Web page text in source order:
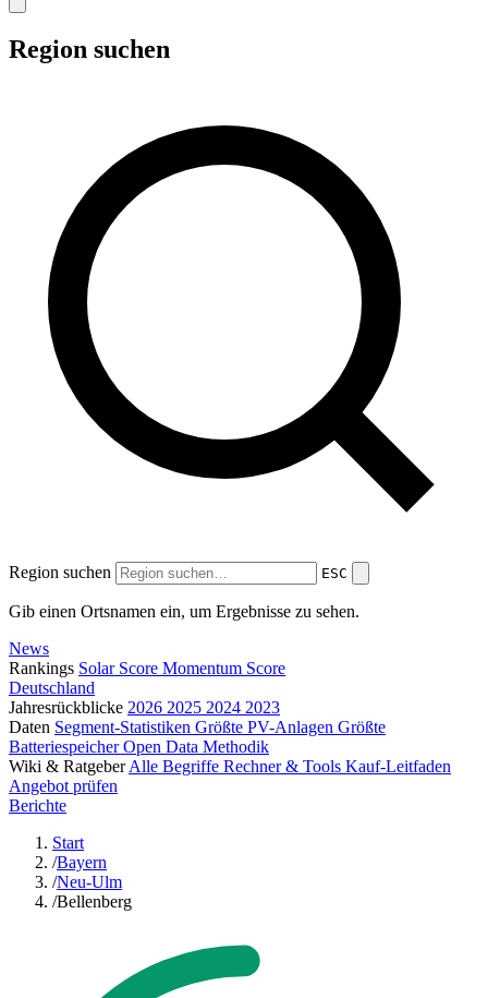
Region suchen
Region suchen ESC
Gib einen Ortsnamen ein, um Ergebnisse zu sehen.
News
Rankings Solar Score Momentum Score
Deutschland
Jahresrückblicke 2026 2025 2024 2023
Daten Segment-Statistiken Größte PV-Anlagen Größte
BatteriespeicherOpen Data Methodik
Wiki & Ratgeber Alle Begriffe Rechner & Tools Kauf-Leitfaden
Angebot prüfen
Berichte
Start
/Bayern
/Neu-Ulm
/Bellenberg